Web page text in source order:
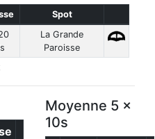
Spot
La Grande
Paroisse
Moyenne 5 x
10s